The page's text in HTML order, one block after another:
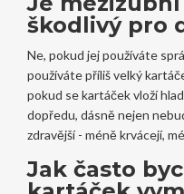
škodlivý pro
Ne, pokud jej používáte
používáte příliš velký
pokud se kartáček vloží
dopředu, dásně nejen
zdravější - méně krvácejí,
Jak často